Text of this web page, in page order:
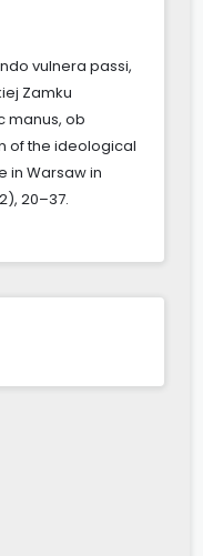
vulnera passi,
Zamku
manus, ob
of the ideological
in Warsaw in
20–37.